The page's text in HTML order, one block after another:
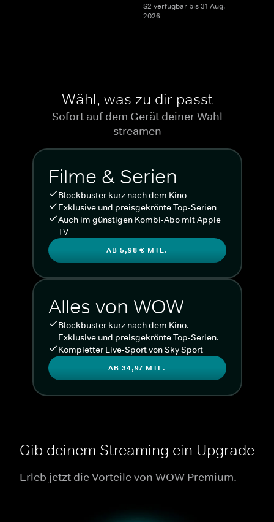
S2 verfügbar bis 31 Aug.
2026
Wähl, was zu dir passt
Sofort auf dem Gerät deiner Wahl
streamen
Filme & Serien
Blockbuster kurz nach dem Kino
Exklusive und preisgekrönte Top-Serien
Auch im günstigen Kombi-Abo mit Apple
TV
AB 5,98 € MTL.
Alles von WOW
Blockbuster kurz nach dem Kino.
Exklusive und preisgekrönte Top-Serien.
Kompletter Live-Sport von Sky Sport
AB 34,97 MTL.
Gib deinem Streaming ein Upgrade
Erleb jetzt die Vorteile von WOW Premium.